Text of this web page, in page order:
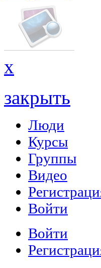
x
закрыть